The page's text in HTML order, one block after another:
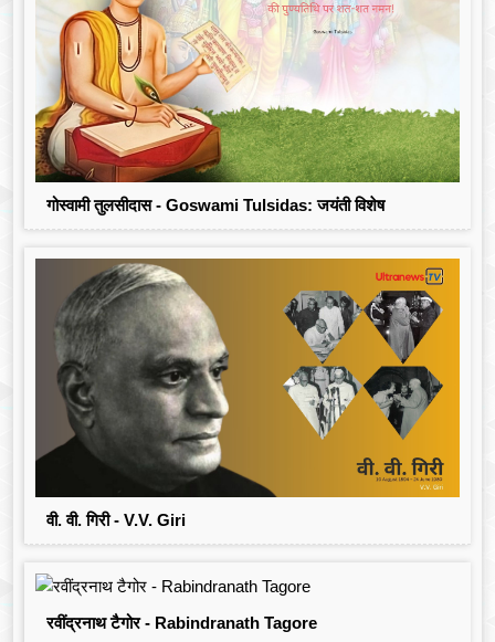
गोस्वामी तुलसीदास - Goswami Tulsidas: जयंती विशेष
वी. वी. गिरी - V.V. Giri
रवींद्रनाथ टैगोर - Rabindranath Tagore